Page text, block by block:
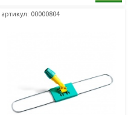
артикул: 00000804